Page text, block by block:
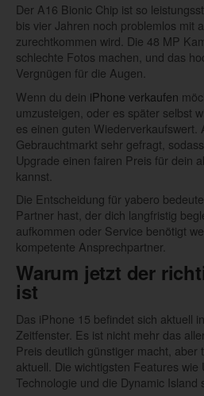
Der A16 Bionic Chip ist so
bis vier Jahren noch problemlos mit
zurechtkommen wird. Die 48 MP
schlechte Fotos machen, und das
Vergnügen für die Augen.
Wenn du dein iPhone verkaufen
umzusteigen, oder es später selbst
es einen guten Wiederverkaufswert.
Gebrauchtmarkt sehr gefragt,
Upgrade einen fairen Preis für dein
kannst.
Die Entscheidung für yabero
Partner hast, der dich langfristig
aufkommen oder Service benötigt
kompetente Ansprechpartner.
Warum jetzt der
ist
Das iPhone 15 befindet sich aktuell
Zeitfenster. Es ist nicht mehr das
Preis deutlich günstiger macht, aber
aktuell. Die wichtigsten Features
Technologie und die Dynamic Island